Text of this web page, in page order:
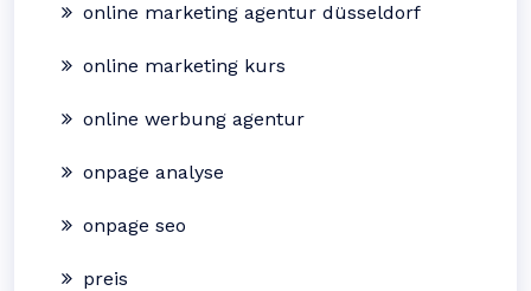
online marketing agentur düsseldorf
online marketing kurs
online werbung agentur
onpage analyse
onpage seo
preis